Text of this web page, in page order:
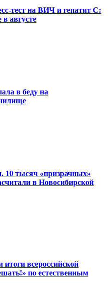
тест на ВИЧ и гепатит С:
в августе
в беду на
10 тысяч «призрачных»
в Новосибирской
всероссийской
по естественным